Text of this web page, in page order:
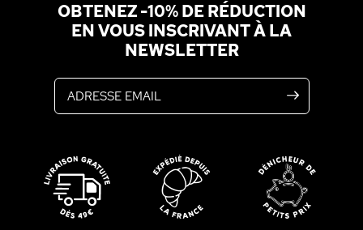
OBTENEZ -10% DE RÉDUCTION
EN VOUS INSCRIVANT À LA
NEWSLETTER